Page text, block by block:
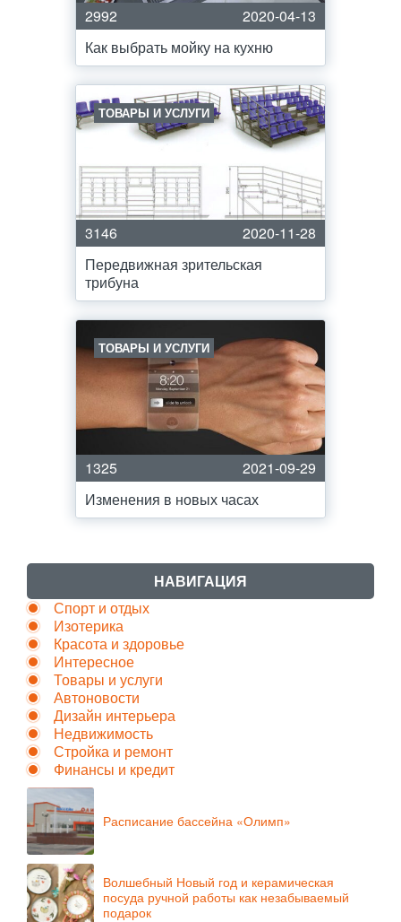
2992
2020-04-13
Как выбрать мойку на кухню
ТОВАРЫ И УСЛУГИ
3146
2020-11-28
Передвижная зрительская
трибуна
ТОВАРЫ И УСЛУГИ
1325
2021-09-29
Изменения в новых часах
НАВИГАЦИЯ
Спорт и отдых
Изотерика
Красота и здоровье
Интересное
Товары и услуги
Автоновости
Дизайн интерьера
Недвижимость
Стройка и ремонт
Финансы и кредит
Расписание бассейна «Олимп»
Волшебный Новый год и керамическая
посуда ручной работы как незабываемый
подарок